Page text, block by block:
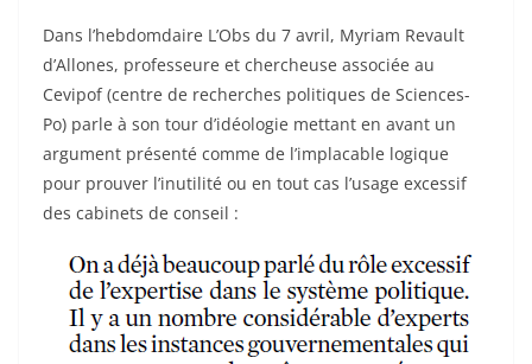
Dans l’hebdomdaire L’Obs du 7 avril, Myriam Revault
d’Allones, professeure et chercheuse associée au
Cevipof (centre de recherches politiques de Sciences-
Po) parle à son tour d’idéologie mettant en avant un
argument présenté comme de l’implacable logique
pour prouver l’inutilité ou en tout cas l’usage excessif
des cabinets de conseil :